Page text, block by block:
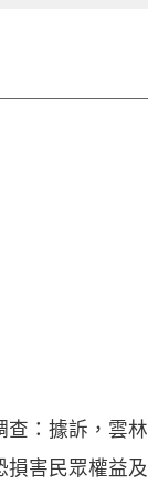
查：據訴，雲
害民眾權益